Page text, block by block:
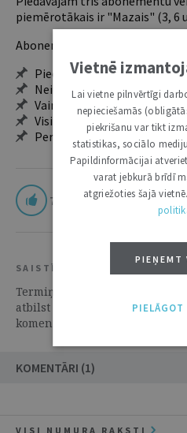
piemērotākais ir "Mazais" (3, 6
Abonentu ieguvumi:
Pieeja jaunākajam
Neierobežota pieeja
Vairāk nekā 18 000 rakstu
Visi tematiskie numuri un
Personalizētās iespējas –
7
SAISTĪTIE RESURSI
Termiņi kasācijas sūdzības
atbilst Satversmei | 28. Aprīlis
komentāri
KOMENTĀRI (1)
VISI NUMURA RAKSTI
Vietnē
Lai vietne pilnvērtīgi
nepieciešamās
piekrišanu var tikt
statistikas, sociālo
Papildinformācijai
varat jebkurā brīdī
atgriežoties šajā
PIEŅEMT
PIELĀGOT